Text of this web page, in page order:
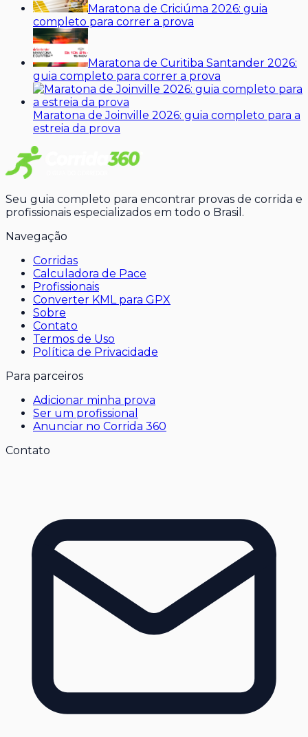
Maratona de Criciúma 2026: guia
completo para correr a prova
Maratona de Curitiba Santander 2026:
guia completo para correr a prova
Maratona de Joinville 2026: guia completo para a
estreia da prova
Seu guia completo para encontrar provas de corrida e
profissionais especializados em todo o Brasil.
Navegação
Corridas
Calculadora de Pace
Profissionais
Converter KML para GPX
Sobre
Contato
Termos de Uso
Política de Privacidade
Para parceiros
Adicionar minha prova
Ser um profissional
Anunciar no Corrida 360
Contato